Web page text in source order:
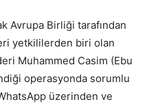
Avrupa Birliği tarafından
yetkililerden biri olan
Muhammed Casim (Ebu
operasyonda sorumlu
üzerinden ve